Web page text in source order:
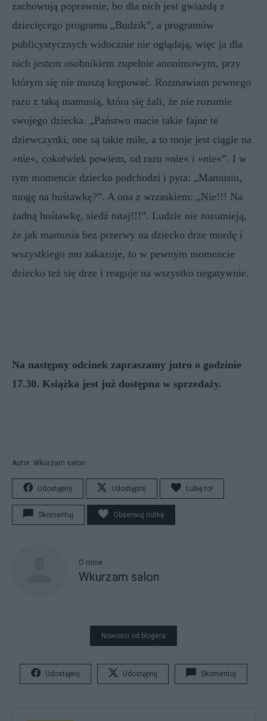
zachowują poprawnie, bo dla nich jest gwiazdą z
dziecięcego programu „Budzik”, a programów
publicystycznych widocznie nie oglądają, więc ja dla
nich jestem osobnikiem zupełnie anonimowym, przy
którym się nie muszą krępować. Rozmawiam pewnego
razu z taką mamusią, która się żali, że nie rozumie
swojego dziecka. „Państwo macie takie fajne te
dziewczynki, one są takie miłe, a to moje jest ciągle na
»nie«, cokolwiek powiem, od razu »nie« i »nie«”. I w
tym momencie dziecko podchodzi i pyta: „Mamusiu,
mogę na huśtawkę?”. A ona z wrzaskiem: „Nie!!! Na
żadną huśtawkę, siedź tutaj!!!”. Ludzie nie rozumieją,
że jak mamusia bez przerwy na dziecko drze mordę i
wszystkiego mu zakazuje, to w pewnym momencie
dziecko też się drze i reaguje na wszystko negatywnie.
Na następny odcinek zapraszamy jutro o godzinie
17.30. Książka jest już dostępna w sprzedaży.
Autor: Wkurzam salon
Udostępnij Udostępnij Lubię to!
Skomentuj Obserwuj notkę
O mnie
Wkurzam salon
Nowości od blogera
Udostępnij Udostępnij Skomentuj